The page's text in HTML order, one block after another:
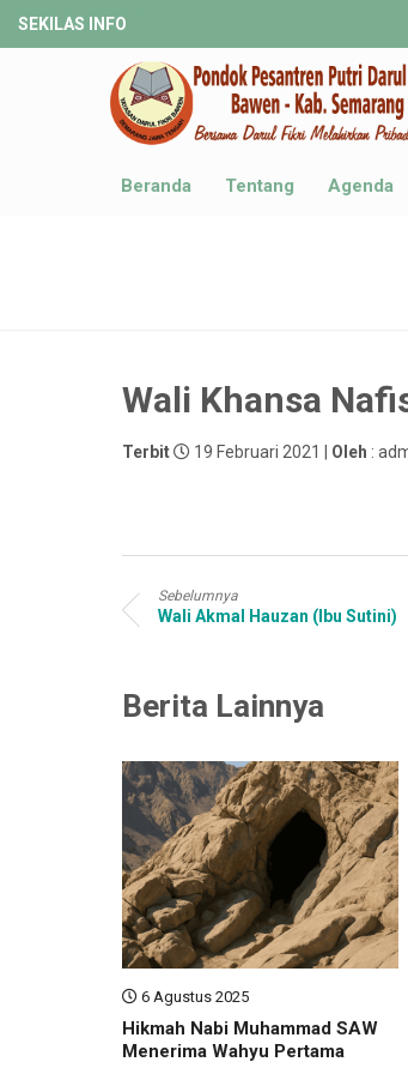
SEKILAS INFO
Beranda Tentang Agenda
Wali Khansa
Terbit 19 Februari 2021 | Oleh :
Sebelumnya
Wali Akmal Hauzan (Ibu Sutini)
Berita Lainnya
6 Agustus 2025
Hikmah Nabi Muhammad SAW
Menerima Wahyu Pertama